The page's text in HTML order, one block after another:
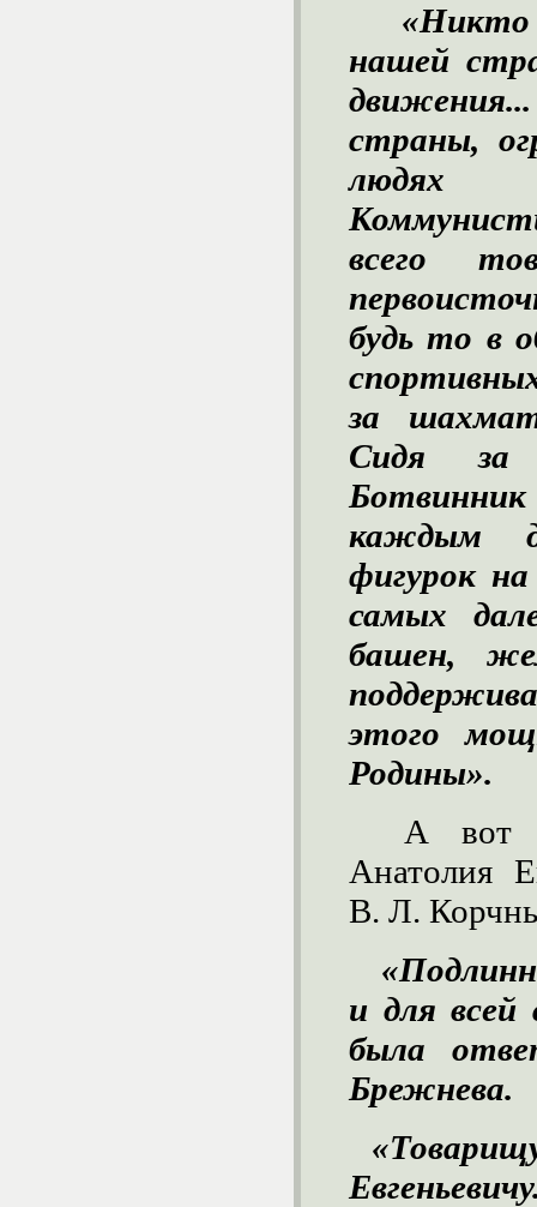
нашей
страны,
людях
всего
будь то в
за
Сидя за
Ботвинник
каждым
фигурок
самых
башен,
этого
Родины».
А вот
Анатолия
В. Л.
и для
была
Брежнева.